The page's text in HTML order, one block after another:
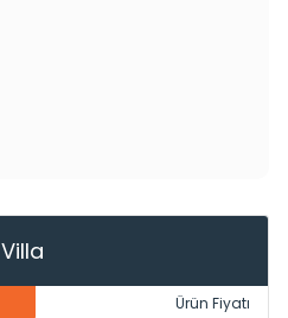
Villa
Ürün Fiyatı